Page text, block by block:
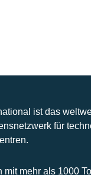
ist das
für
mit mehr als 1000